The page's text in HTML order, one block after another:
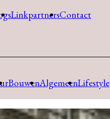
LinkpartnersContact
BouwenAlgemeenLifestyle